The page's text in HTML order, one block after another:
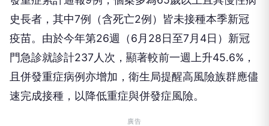
史長者，其中7例（含死亡2例）皆未接種本季新冠
疫苗。由於今年第26週（6月28日至7月4日）新冠
門急診就診計237人次，顯著較前一週上升45.6%，
且併發重症病例亦增加，衛生局提醒高風險族群應儘
速完成接種，以降低重症與併發症風險。
廣告